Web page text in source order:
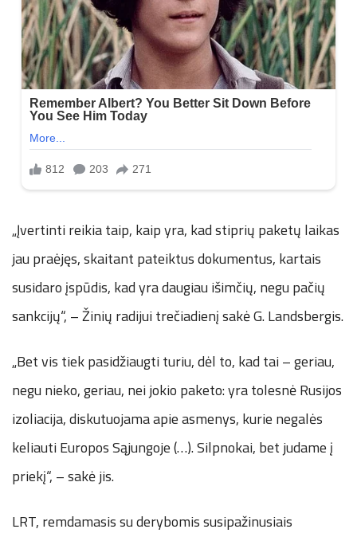
„Įvertinti reikia taip, kaip yra, kad stiprių paketų laikas
jau praėjęs, skaitant pateiktus dokumentus, kartais
susidaro įspūdis, kad yra daugiau išimčių, negu pačių
sankcijų“, – Žinių radijui trečiadienį sakė G. Landsbergis.
„Bet vis tiek pasidžiaugti turiu, dėl to, kad tai – geriau,
negu nieko, geriau, nei jokio paketo: yra tolesnė Rusijos
izoliacija, diskutuojama apie asmenys, kurie negalės
keliauti Europos Sąjungoje (…). Silpnokai, bet judame į
priekį“, – sakė jis.
LRT, remdamasis su derybomis susipažinusiais